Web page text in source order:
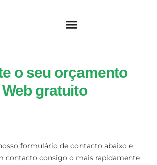
o seu orçamento
Web gratuito
formulário de contacto abaixo e
contacto consigo o mais rapidamente